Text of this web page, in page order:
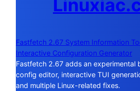
Fastfetch 2.67 System Information
Interactive Configuration Generator
Fastfetch 2.67 adds an experimental
config editor, interactive TUI
and multiple Linux-related fixes.